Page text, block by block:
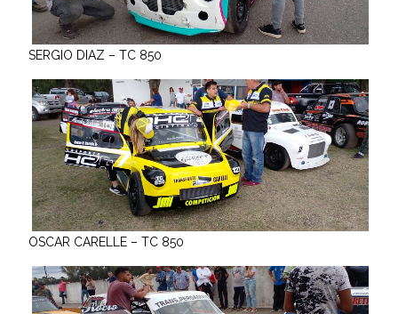
SERGIO DIAZ – TC 850
OSCAR CARELLE – TC 850